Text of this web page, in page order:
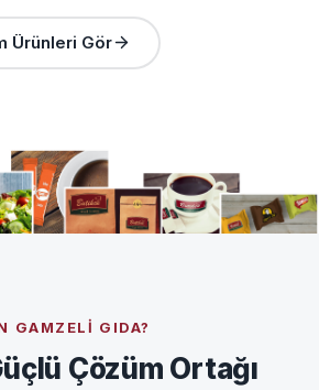
Ürünleri Gör
GAMZELI GIDA?
Çözüm Ortağı